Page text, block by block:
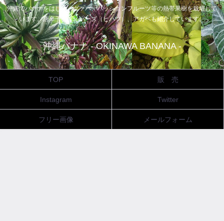
沖縄でバナナをはじめ、グァバ、パッションフルーツ等の熱帯果樹を栽培して
います。唐辛子、ピィパーズ（ヒハツ）、アガベも紹介しています。
沖縄バナナ - OKINAWA BANANA -
TOP 販 売
Instagram Twitter
フリー画像 メールフォーム